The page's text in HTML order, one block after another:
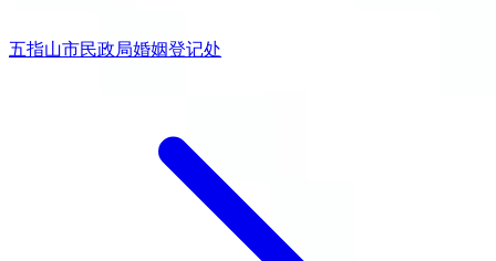
五指山市民政局婚姻登记处